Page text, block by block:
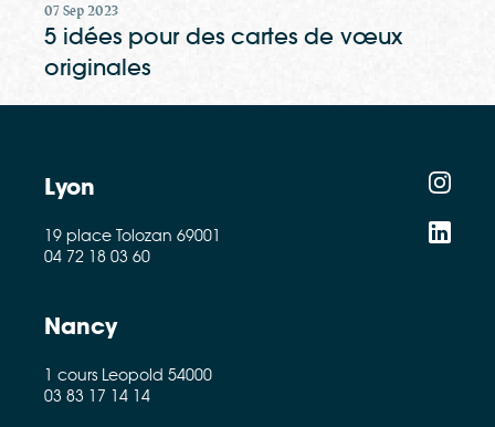
07 Sep 2023
5 idées pour des cartes de vœux
originales
Lyon
19 place Tolozan 69001
04 72 18 03 60
Nancy
1 cours Leopold 54000
03 83 17 14 14